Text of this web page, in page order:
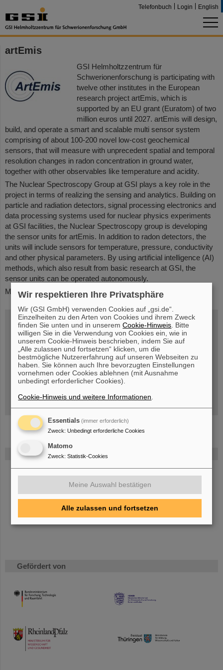
Telefonbuch Login English
FAIR
Erfahren Sie mehr.
Gefördert von
HMWK
TMWWDG
artEmis
GSI Helmholtzzentrum für
Schwerionenforschung is participating with
twelve other institutes in the European
research project artEmis, which is
supported by an EU grant (Euratom) of two
million euros until 2027. artEmis will design,
build, and operate a smart and scalable multi sensor system
comprising of about 100-200 novel low-cost geochemical
sensors, that will measure with unprecedent spatial and temporal
resolution changes in radon concentration in ground water,
together with other observables like temperature and acidity.
The Nuclear Spectroscopy Group at GSI plays a key role in the
project in terms of realizing the sensing and analytics. Building on
particle and radiation detectors, signal processing electronics and
data processing systems used for nuclear physics experiments
at GSI facilities, the Nuclear Spectroscopy group is developing
the sensor units for artEmis. In addition to radon detectors, the
units will include sensors for temperature, pressure, conductivity
and other physical parameters. By using artificial intelligence (AI)
methods, which also result from basic research at GSI, the
sensor units can be operated autonomously.
More information on the artEmis project can be found
Wissenschaftlicher Jahresbericht
Herunterladen der neuesten Ausgabe
Internationales Sommerstudenten -Programm
Stellenangebote
Doktor- und Diplom- arbeiten
Wissenschaftliche Sitzungen/Seminare bei GSI
Wir respektieren Ihre Privatsphäre
Wir (GSI GmbH) verwenden Cookies auf „gsi.de“.
Einzelheiten zu den Arten von Cookies und ihrem Zweck
finden Sie unten und in unseremCookie-Hinweis . Bitte
willigen Sie in die Verwendung von Cookies ein, wie in
unserem Cookie-Hinweis beschrieben, indem Sie auf
„Alle zulassen und fortsetzen“ klicken, um die
bestmögliche Nutzererfahrung auf unseren Webseiten zu
haben. Sie können auch Ihre bevorzugten Einstellungen
vornehmen oder Cookies ablehnen (mit Ausnahme
unbedingt erforderlicher Cookies).
Cookie-Hinweis und weitere Informationen
Essentials (immer erforderlich)
Zweck: Unbedingt erforderliche Cookies
Matomo
Zweck: Statistik-Cookies
Meine Auswahl bestätigen
Alle zulassen und fortsetzen